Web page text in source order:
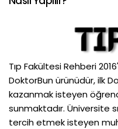
Tıp Fakültesi Rehberi
DoktorBun ürünüdür, ilk
kazanmak isteyen
sunmaktadır. Üniversite
tercih etmek isteyen